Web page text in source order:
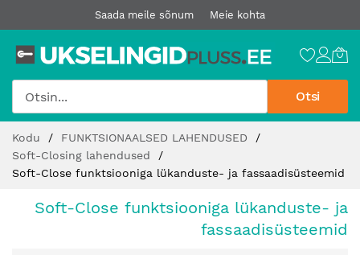
Saada meile sõnum Meie kohta
Otsi
sisu
juurde
Kodu
FUNKTSIONAALSED LAHENDUSED
Soft-Closing lahendused
Soft-Close funktsiooniga lükanduste- ja fassaadisüsteemid
Soft-Close funktsiooniga lükanduste- ja
fassaadisüsteemid